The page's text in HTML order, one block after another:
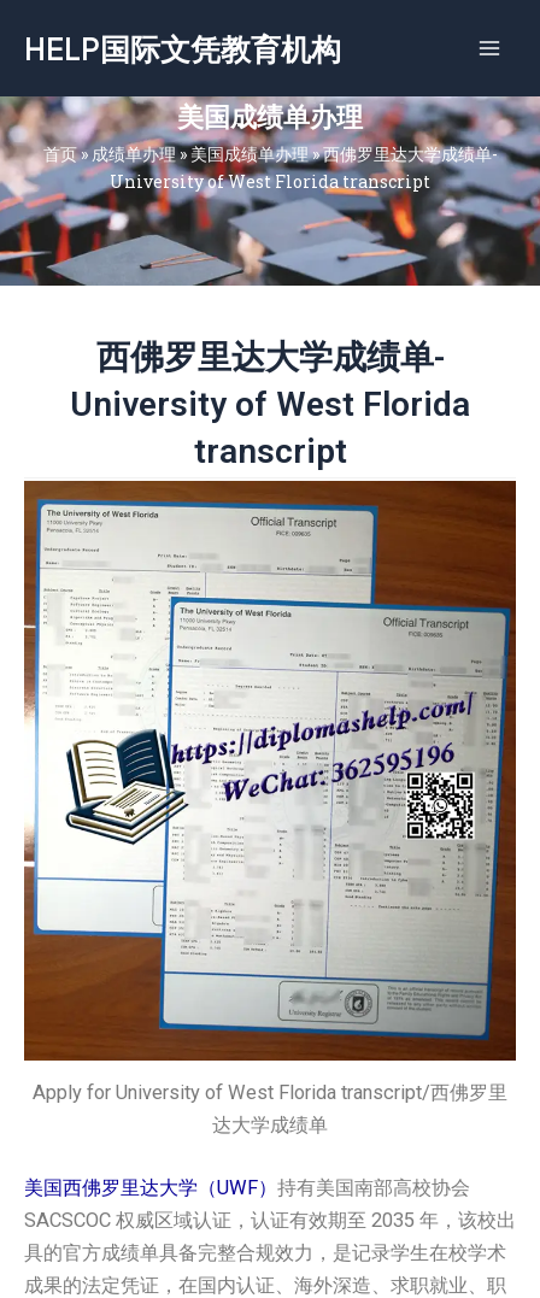
容
HELP国际文凭教育机构
美国成绩单办理
首页»成绩单办理»美国成绩单办理»西佛罗里达大学成绩单-
University of West Florida transcript
西佛罗里达大学成绩单-
University of West Florida
transcript
Apply for University of West Florida transcript/西佛罗里
达大学成绩单
美国西佛罗里达大学（UWF） 持有美国南部高校协会
SACSCOC 权威区域认证，认证有效期至 2035 年，该校出
具的官方成绩单具备完整合规效力，是记录学生在校学术
成果的法定凭证，在国内认证、海外深造、求职就业、职